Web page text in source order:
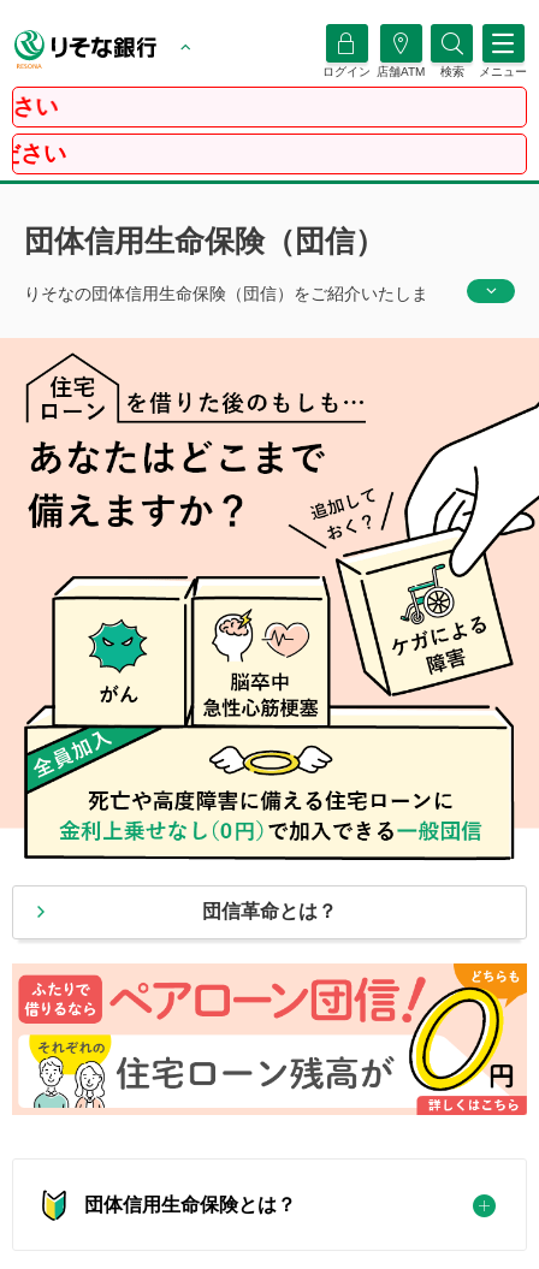
ログイン 店舗ATM 検索 メニュー
団体信用生命保険（団信）
りそなの団体信用生命保険（団信）をご紹介いたしま
障特約）から3大疾病（所定のがん、急性心筋梗塞・脳卒
中による所定の状態）はもちろん、病気やケガによる所
定の状態・所定の要介護状態など、様々なリスクをカバ
ーする特約（団信革命）まであなたにあった保障タイプ
が選べます。
団信革命とは？
団体信用生命保険とは？